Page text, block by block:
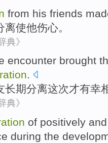
from his friends
离使他伤心。
典》
encounter brought
.
长期分离这次才有幸
典》
of positively and
during the